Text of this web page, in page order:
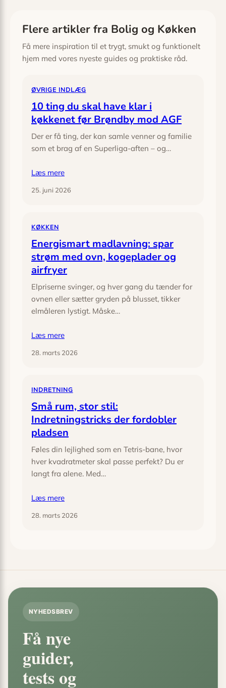
Flere artikler fra Bolig og Køkken
Få mere inspiration til et trygt, smukt og funktionelt
hjem med vores nyeste guides og praktiske råd.
ØVRIGE INDLÆG
10 ting du skal have klar i
køkkenet før Brøndby mod AGF
Der er få ting, der kan samle venner og familie
som et brag af en Superliga-aften – og…
Læs mere
25. juni 2026
KØKKEN
Energismart madlavning: spar
strøm med ovn, kogeplader og
airfryer
Elpriserne svinger, og hver gang du tænder for
ovnen eller sætter gryden på blusset, tikker
elmåleren lystigt. Måske…
Læs mere
28. marts 2026
INDRETNING
Små rum, stor stil:
Indretningstricks der fordobler
pladsen
Føles din lejlighed som en Tetris-bane, hvor
hver kvadratmeter skal passe perfekt? Du er
langt fra alene. Med…
Læs mere
28. marts 2026
NYHEDSBREV
Få nye
guider,
tests og